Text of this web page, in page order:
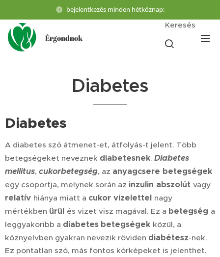
bejelentkezés minden hétköznap:
Érgondnok
Keresés
Diabetes
Diabetes
A diabetes szó átmenet-et, átfolyás-t jelent. Több
betegségeket neveznek diabetesnek. Diabetes
mellitus, cukorbetegség, az anyagcsere betegségek
egy csoportja, melynek során az inzulin abszolút vagy
relatív hiánya miatt a cukor vizelettel nagy
mértékben ürül és vizet visz magával. Ez a betegség a
leggyakoribb a diabetes betegségek közül, a
köznyelvben gyakran nevezik röviden diabétesz-nek.
Ez pontatlan szó, más fontos kórképeket is jelenthet.